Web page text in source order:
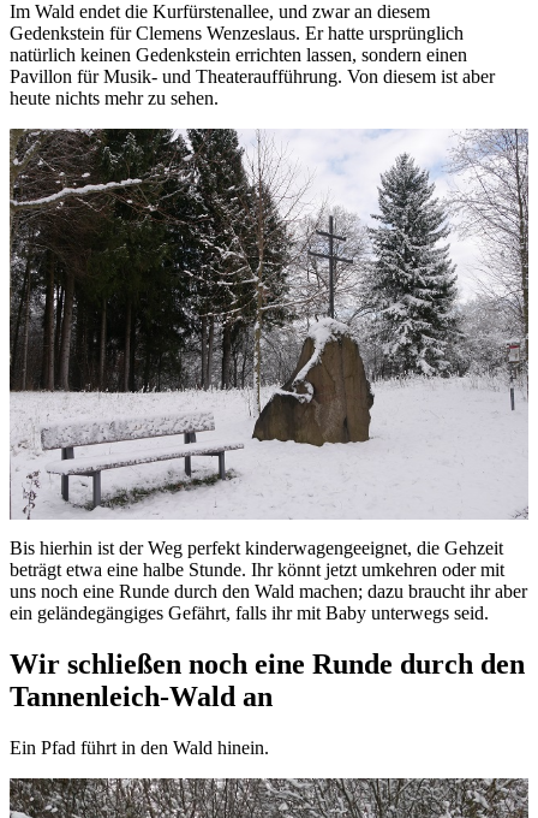
Im Wald endet die Kurfürstenallee, und zwar an diesem
Gedenkstein für Clemens Wenzeslaus. Er hatte ursprünglich
natürlich keinen Gedenkstein errichten lassen, sondern einen
Pavillon für Musik- und Theateraufführung. Von diesem ist aber
heute nichts mehr zu sehen.
Bis hierhin ist der Weg perfekt kinderwagengeeignet, die Gehzeit
beträgt etwa eine halbe Stunde. Ihr könnt jetzt umkehren oder mit
uns noch eine Runde durch den Wald machen; dazu braucht ihr aber
ein geländegängiges Gefährt, falls ihr mit Baby unterwegs seid.
Wir schließen noch eine Runde durch den
Tannenleich-Wald an
Ein Pfad führt in den Wald hinein.